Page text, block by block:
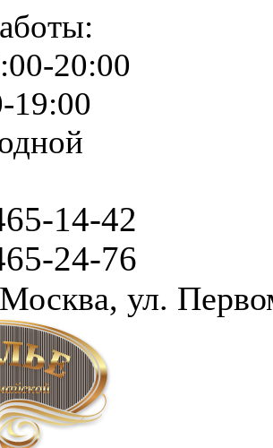
20:00
19:00
14-42
24-76
ул.